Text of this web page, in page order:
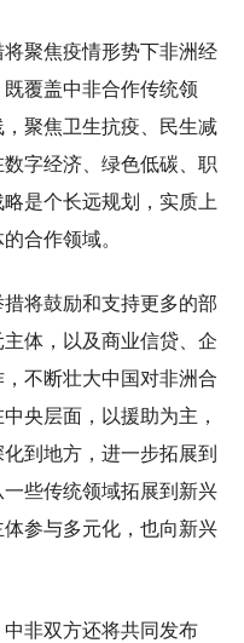
聚焦疫情形势下非洲经
覆盖中非合作传统领
聚焦卫生抗疫、民生减
字经济、绿色低碳、职
是个长远规划，实质上
合作领域。
将鼓励和支持更多的部
体，以及商业信贷 、企
不断壮大中国对非洲合
央层面，以援助为主，
到地方，进一步拓展到
些传统领域拓展到新兴
参与多元化，也向新兴
非双方还将共同发布